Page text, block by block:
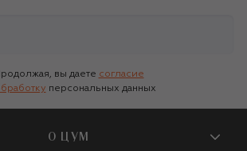
вы даете согласие
персональных данных
О ЦУМ